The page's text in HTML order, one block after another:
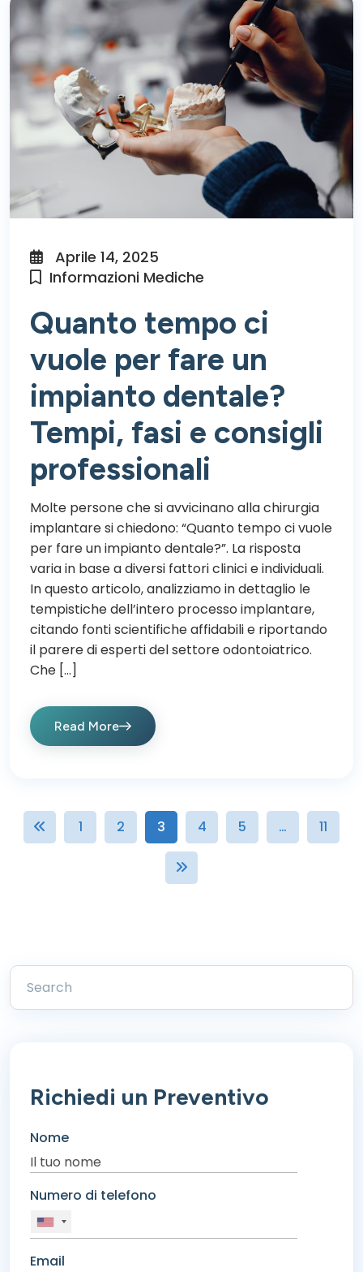
Aprile 14, 2025
Informazioni Mediche
Quanto tempo ci
vuole per fare un
impianto dentale?
Tempi, fasi e consigli
professionali
Molte persone che si avvicinano alla chirurgia
implantare si chiedono: “Quanto tempo ci vuole
per fare un impianto dentale?”. La risposta
varia in base a diversi fattori clinici e individuali.
In questo articolo, analizziamo in dettaglio le
tempistiche dell’intero processo implantare,
citando fonti scientifiche affidabili e riportando
il parere di esperti del settore odontoiatrico.
Che […]
Read More
1 2 3 4 5 … 11
Richiedi un Preventivo
Nome
Numero di telefono
Email